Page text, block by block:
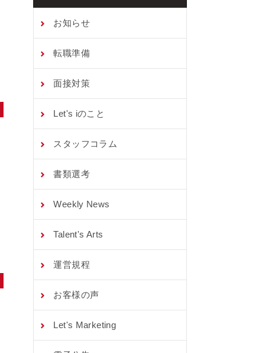
お知らせ
転職準備
⾯接対策
Let's iのこと
スタッフコラム
書類選考
Weekly News
Talent's Arts
運営規程
お客様の声
Let's Marketing